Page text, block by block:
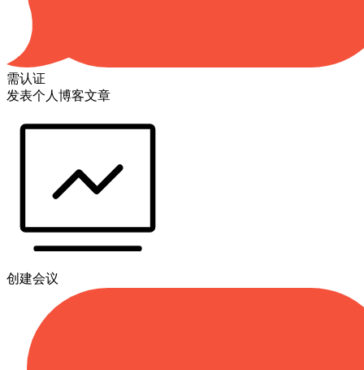
需认证
发表个人博客文章
创建会议